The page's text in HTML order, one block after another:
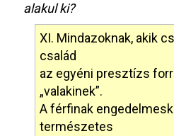
alakul ki?
XI. Mindazoknak, akik
család
az egyéni presztízs
„valakinek”.
A férfinak
természetes